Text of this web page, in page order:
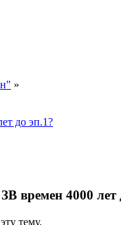
»
до эп.1?
времен 4000 лет
тему.